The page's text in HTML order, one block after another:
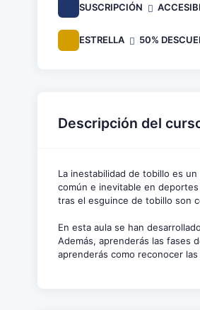
SUSCRIPCIÓN
ESTRELLA 50%
Descripción del
La inestabilidad de tobillo es
común e inevitable en
tras el esguince de tobillo son
En esta aula se han
Además, aprenderás las fases
aprenderás como reconocer